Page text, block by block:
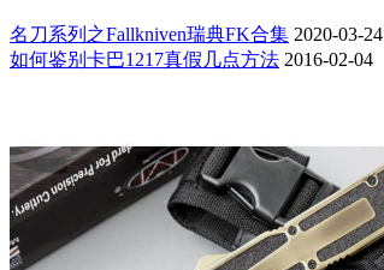
名刀系列之Fallkniven瑞典FK合集 2020-03-24
如何鉴别卡巴1217真假几点方法 2016-02-04